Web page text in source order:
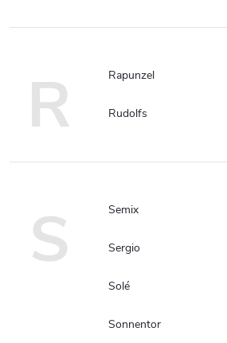
R Rapunzel
Rudolfs
S Semix
Sergio
Solé
Sonnentor